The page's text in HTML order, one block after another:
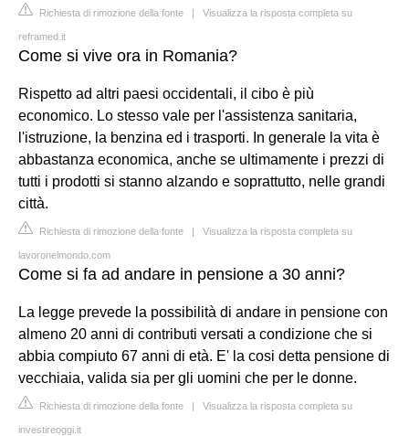
Richiesta di rimozione della fonte | Visualizza la risposta completa su
reframed.it
Come si vive ora in Romania?
Rispetto ad altri paesi occidentali, il cibo è più
economico. Lo stesso vale per l'assistenza sanitaria,
l'istruzione, la benzina ed i trasporti. In generale la vita è
abbastanza economica, anche se ultimamente i prezzi di
tutti i prodotti si stanno alzando e soprattutto, nelle grandi
città.
Richiesta di rimozione della fonte | Visualizza la risposta completa su
lavoronelmondo.com
Come si fa ad andare in pensione a 30 anni?
La legge prevede la possibilità di andare in pensione con
almeno 20 anni di contributi versati a condizione che si
abbia compiuto 67 anni di età. E' la cosi detta pensione di
vecchiaia, valida sia per gli uomini che per le donne.
Richiesta di rimozione della fonte | Visualizza la risposta completa su
investireoggi.it